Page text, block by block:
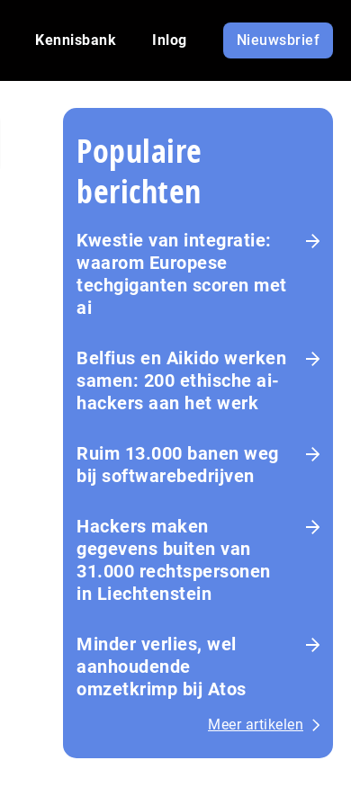
Kennisbank Inlog Nieuwsbrief
Populaire
berichten
Kwestie van integratie:
waarom Europese
techgiganten scoren met
ai
Belfius en Aikido werken
samen: 200 ethische ai-
hackers aan het werk
Ruim 13.000 banen weg
bij softwarebedrijven
Hackers maken
gegevens buiten van
31.000 rechtspersonen
in Liechtenstein
Minder verlies, wel
aanhoudende
omzetkrimp bij Atos
Meer artikelen